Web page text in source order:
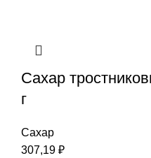
Сахар
г
Сахар
307,19 ₽